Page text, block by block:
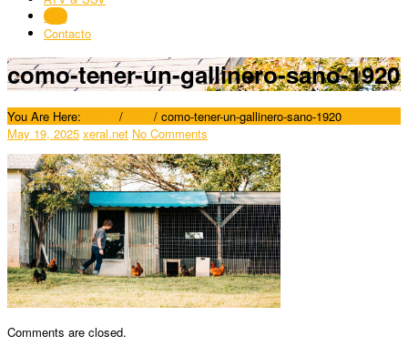
Blog
Contacto
como-tener-un-gallinero-sano-1920
You Are Here: / / como-tener-un-gallinero-sano-1920
May 19, 2025 xeral.net No Comments
Comments are closed.